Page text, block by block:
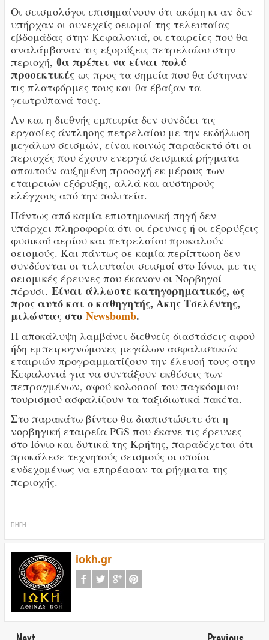
Οι σεισμολόγοι επισημαίνουν ότι ακόμη κι αν δεν
υπήρχαν οι συνεχείς σεισμοί της τελευταίας
εβδομάδας στην Κεφαλονιά, οι εταιρείες που θα
αναλάμβαναν τις εξορύξεις πετρελαίου στην
περιοχή, θα πρέπει να είναι πολύ
προσεκτικές ως προς τα σημεία που θα έστηναν
τις πλατφόρμες τους και θα έβαζαν τα
γεωτρύπανά τους.
Αν και η διεθνής εμπειρία δεν συνδέει τις
εργασίες άντλησης πετρελαίου με την εκδήλωση
μεγάλων σεισμών, είναι κοινώς παραδεκτό ότι οι
περιοχές που έχουν ενεργά σεισμικά ρήγματα
απαιτούν αυξημένη προσοχή εκ μέρους των
εταιρειών εξόρυξης, αλλά και αυστηρούς
ελέγχους από την πολιτεία.
Πάντως από καμία επιστημονική πηγή δεν
υπάρχει πληροφορία ότι οι έρευνες ή οι εξορύξεις
φυσικού αερίου και πετρελαίου προκαλούν
σεισμούς. Και πάντως σε καμία περίπτωση δεν
συνδέονται οι τελευταίοι σεισμοί στο Ιόνιο, με τις
σεισμικές έρευνες που έκαναν οι Νορβηγοί
πέρυσι. Είναι άλλωστε κατηγορηματικός, ως
προς αυτό και ο καθηγητής, Ακης Τσελέντης,
μιλώντας στο Newsbomb.
Η αποκάλυψη λαμβάνει διεθνείς διαστάσεις αφού
ήδη εμπειρογνώμονες μεγάλων ασφαλιστικών
εταιριών προγραμματίζουν την έλευσή τους στην
Κεφαλονιά για να συντάξουν εκθέσεις των
πεπραγμένων, αφού κολοσσοί του παγκόσμιου
τουρισμού ασφαλίζουν τα ταξιδιωτικά πακέτα.
Στο παρακάτω βίντεο θα διαπιστώσετε ότι η
νορβηγική εταιρεία PGS που έκανε τις έρευνες
στο Ιόνιο και δυτικά της Κρήτης, παραδέχεται ότι
προκάλεσε τεχνητούς σεισμούς οι οποίοι
ενδεχομένως να επηρέασαν τα ρήγματα της
περιοχής.
ΠΗΓΗ
iokh.gr